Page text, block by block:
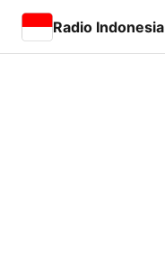
Radio Indonesia